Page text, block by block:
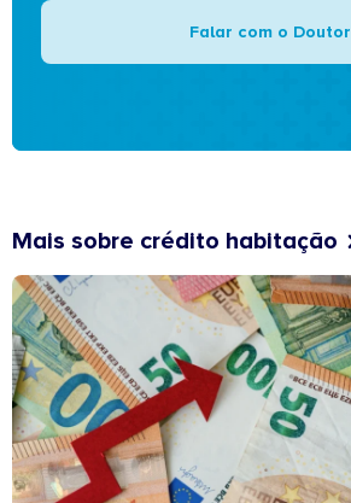
Falar com o Doutor
Mais sobre crédito habitação